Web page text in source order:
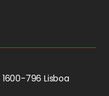
1600-796 Lisboa